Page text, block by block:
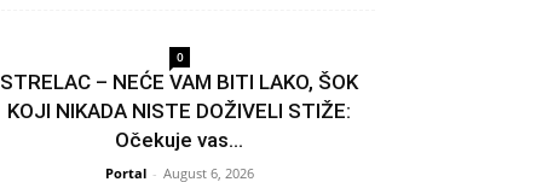
0
STRELAC – NEĆE VAM BITI LAKO, ŠOK
KOJI NIKADA NISTE DOŽIVELI STIŽE:
Očekuje vas...
Portal - August 6, 2026